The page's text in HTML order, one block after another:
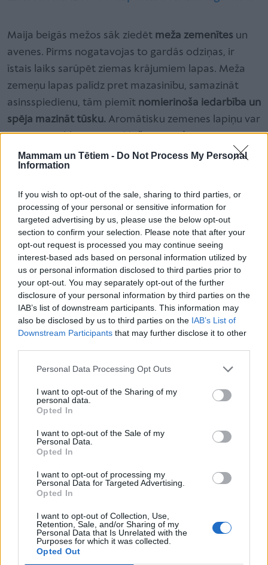
Mammam un Tētiem - Do Not Process My Personal
Information
If you wish to opt-out of the sale, sharing to third parties, or
processing of your personal or sensitive information for
targeted advertising by us, please use the below opt-out
section to confirm your selection. Please note that after your
opt-out request is processed you may continue seeing
interest-based ads based on personal information utilized by
us or personal information disclosed to third parties prior to
your opt-out. You may separately opt-out of the further
disclosure of your personal information by third parties on the
IAB’s list of downstream participants. This information may
also be disclosed by us to third parties on the IAB’s List of
Downstream Participants that may further disclose it to other
Personal Data Processing Opt Outs
I want to opt-out of the Sharing of my
personal data.
Opted In
I want to opt-out of the Sale of my
Personal Data.
Opted In
I want to opt-out of processing my
Personal Data for Targeted Advertising.
Opted In
I want to opt-out of Collection, Use,
Retention, Sale, and/or Sharing of my
Personal Data that Is Unrelated with the
Purposes for which it was collected.
Opted Out
Maija beigās mežos sāk ziedēt meža zemenītes un
avenes. Pirms nogatavojas to gardās odziņas, ir
īstais laiks sarūpēt ziemas krājumiem lapas. Meža
zemeņu lapas palīdz pret mazasinību, samazināt
asinsspiedienu, tām piemīt nomierinoša iedarbība un
spēja mazināt tūsku. Aromātisku zemenes lapiņu var
pievienot jebkurai tējai.Meža aveņu lapas satur
daudz vitamīnu un minerālvielu, tostarp daudz
dzelzs, kas tik ļoti vajadzīgs grūtniecēm.
tāpēc aveņu lapu tēju kopā ar rasaskrēsliņu dzer,
gatavojoties radībām. Šī tēja palīdz arī mazināt saišu
sāpes. Kas bērns piedzimis, aveņu lapas palīdz
dzemdei tīrīties, novērš pārmērīgu asiņošanu.
Arī pīpene
jeb
margrietiņa
Jāņu vainagi,
ir sievu zāle.
gludās muskulatūras sfinkterus un
atbrīvoties no
urīna noplūdēm
pēc dzemdībām.Urīnceļu vainām palīdz arī
rudzupuķu debeszilie ziediņi
, kurus izplūc no
ēnā), tie nezaudē skaisto krāsu, rotā ikvienu tējas
maisījumu, ārstē iekaisumus un noņem drudzi. Ja
nomoka vēlīna grūtniecības toksikoze, iesaka lietot